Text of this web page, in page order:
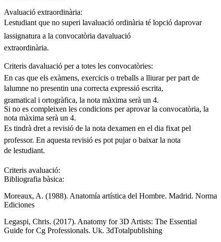
Avaluació extraordinària:
Lestudiant que no superi lavaluació ordinària té lopció daprovar
lassignatura a la convocatòria davaluació
extraordinària.
Criteris davaluació per a totes les convocatòries:
En cas que els exàmens, exercicis o treballs a lliurar per part de
lalumne no presentin una correcta expressió escrita,
gramatical i ortogràfica, la nota màxima serà un 4.
Si no es compleixen les condicions per aprovar la convocatòria, la
nota màxima serà un 4.
Es tindrà dret a revisió de la nota dexamen en el dia fixat pel
professor. En aquesta revisió es pot pujar o baixar la nota
de lestudiant.
Criteris avaluació:
Bibliografia bàsica:
Moreaux, A. (1988). Anatomía artística del Hombre. Madrid. Norma
Ediciones
Legaspi, Chris. (2017). Anatomy for 3D Artists: The Essential
Guide for Cg Professionals. Uk. 3dTotalpublishing